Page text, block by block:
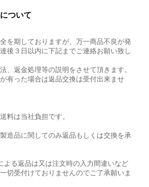
ついて
を期しておりますが、万一商品不良が発
後３日以内に下記までご連絡お願い致し
、返金処理等の説明をさせて頂きます。
有った場合は返品交換は受付出来ませ
料は当社負担です。
造品に関してのみ返品もしくは交換を承
よる返品は又は注文時の入力間違いなど
切受付けておりませんのでご了承願いま